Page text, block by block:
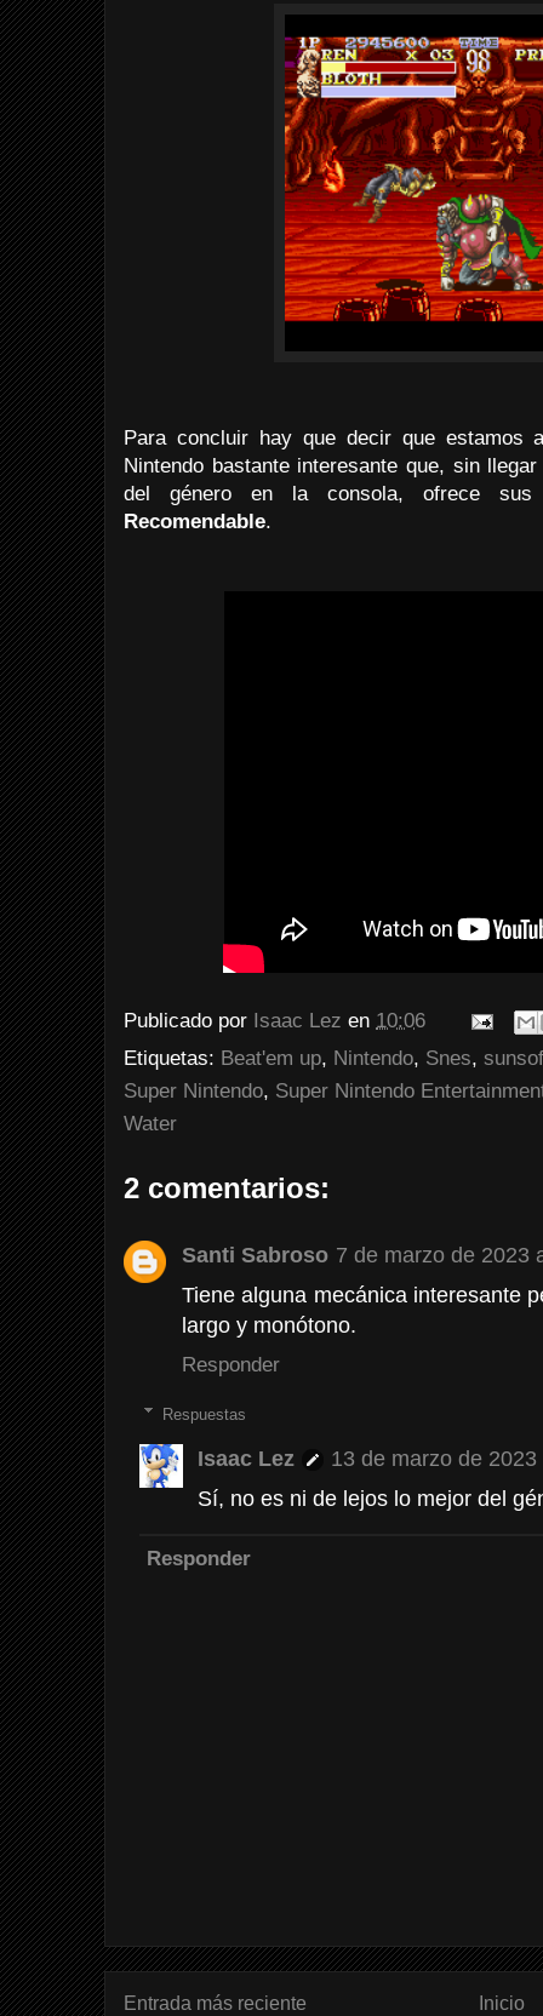
Para concluir hay que decir que estamos
Nintendo bastante interesante que, sin
del género en la consola, ofrece sus
Recomendable.
Publicado por Isaac Lez en 10:06
Etiquetas: Beat'em up, Nintendo, Snes,
Super Nintendo, Super Nintendo
Water
2 comentarios:
Santi Sabroso 7 de marzo de 2023
Tiene alguna mecánica interesante
largo y monótono.
Responder
Respuestas
Isaac Lez
13 de marzo de
Sí, no es ni de lejos lo mejor del
Responder
Entrada más reciente Inicio